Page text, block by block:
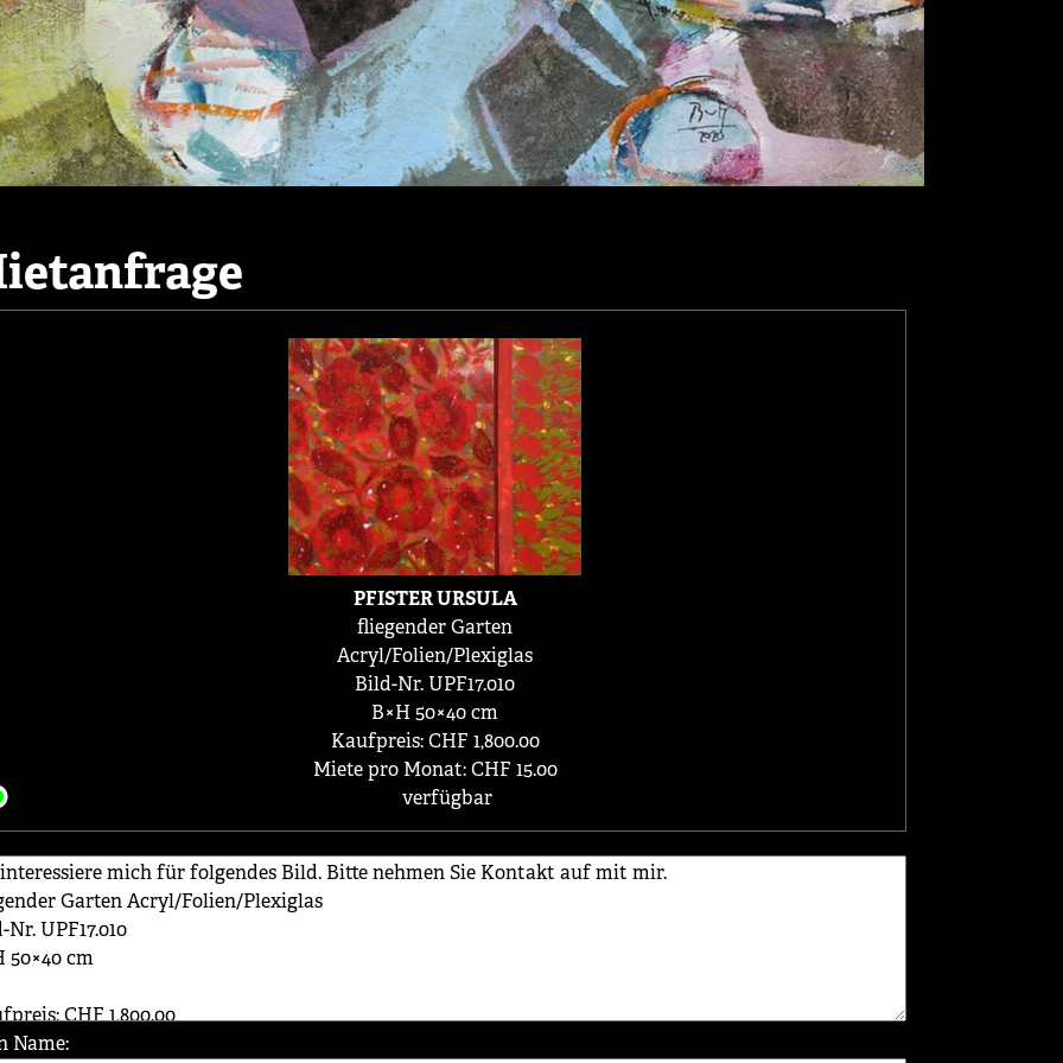
PFISTER URSULA
fliegender Garten
Acryl/Folien/Plexiglas
Bild-Nr. UPF17.010
B×H 50×40 cm
Kaufpreis: CHF 1,800.00
Miete pro Monat: CHF 15.00
verfügbar
Name: